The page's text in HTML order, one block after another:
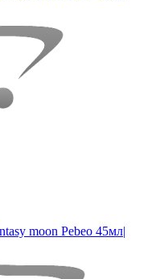
moon Pebeo 45мл|